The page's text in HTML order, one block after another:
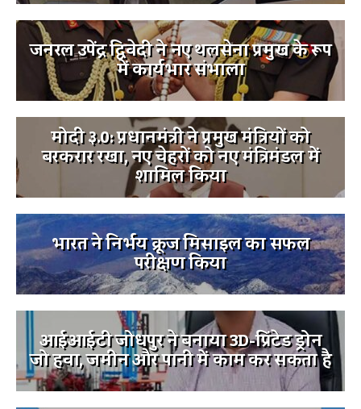
जनरल उपेंद्र द्विवेदी ने नए थलसेना प्रमुख के रूप
में कार्यभार संभाला
मोदी ३.0: प्रधानमंत्री ने प्रमुख मंत्रियों को
बरकरार रखा, नए चेहरों को नए मंत्रिमंडल में
शामिल किया
भारत ने निर्भय क्रूज मिसाइल का सफल
परीक्षण किया
आईआईटी जोधपुर ने बनाया 3D-प्रिंटेड ड्रोन
जो हवा, जमीन और पानी में काम कर सकता है